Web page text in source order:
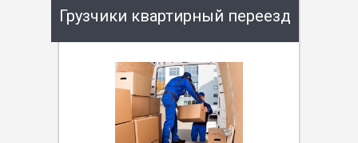
Грузчики квартирный переезд